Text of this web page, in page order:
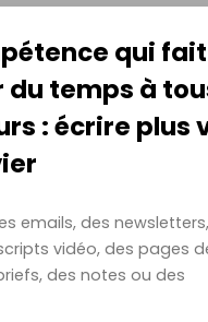
qui fait
du temps à
: écrire plus
emails, des
vidéo, des pages
des notes ou des